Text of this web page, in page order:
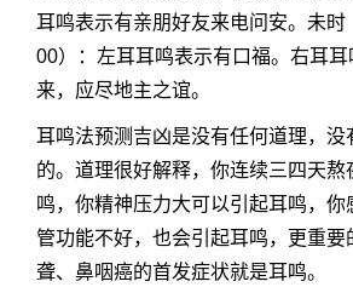
耳鸣表示有亲朋好友来电问安。未时
00）：左耳耳鸣表示有口福。右耳
来，应尽地主之谊。
耳鸣法预测吉凶是没有任何道理，没
的。道理很好解释，你连续三四天熬
鸣，你精神压力大可以引起耳鸣，
管功能不好，也会引起耳鸣，更重要
聋、鼻咽癌的首发症状就是耳鸣。